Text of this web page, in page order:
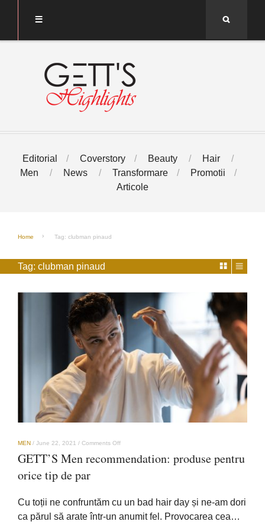
Editorial Coverstory Beauty
Hair
Men
News Transformare
Promotii
Articole
Home Tag: clubman pinaud
Tag: clubman pinaud
MEN / June 22, 2021 / Comments Offon
Men
tip
de
GETT’S Men recommendation: produse pentru
orice tip de par
Cu toții ne confruntăm cu un bad hair day și ne-am dori
ca părul să arate într-un anumit fel. Provocarea cea…